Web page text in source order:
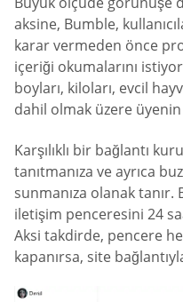
aksine, Bumble,
karar vermeden önce
içeriği okumalarını
boyları, kiloları, evcil
dahil olmak üzere üyenin
Karşılıklı bir bağlantı
tanıtmanıza ve ayrıca
sunmanıza olanak tanır.
iletişim penceresini 24
Aksi takdirde, pencere
kapanırsa, site